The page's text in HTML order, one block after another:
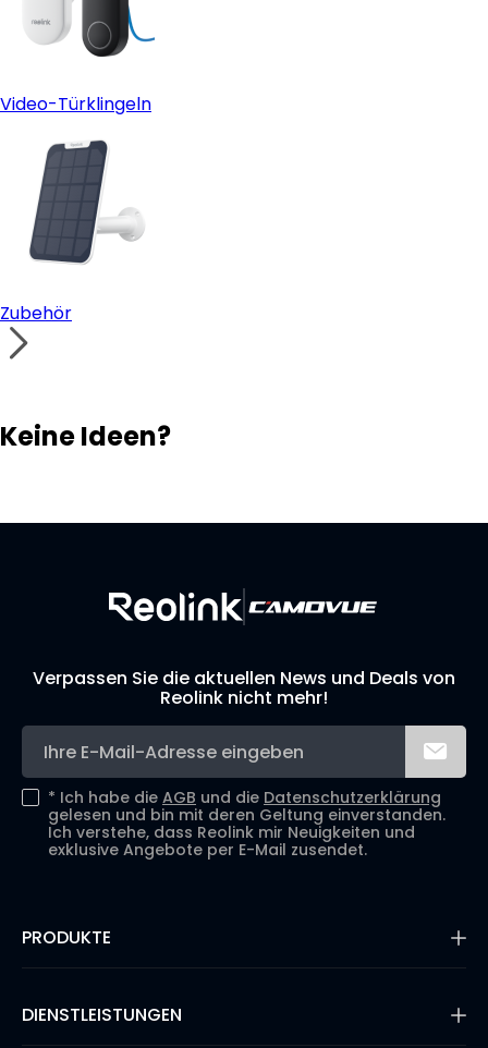
Video-Türklingeln
Zubehör
Keine Ideen?
Verpassen Sie die aktuellen News und Deals von
Reolink nicht mehr!
* Ich habe die AGB und die Datenschutzerklärung
gelesen und bin mit deren Geltung einverstanden.
Ich verstehe, dass Reolink mir Neuigkeiten und
exklusive Angebote per E-Mail zusendet.
PRODUKTE
Kabellose IP-Kameras
DIENSTLEISTUNGEN